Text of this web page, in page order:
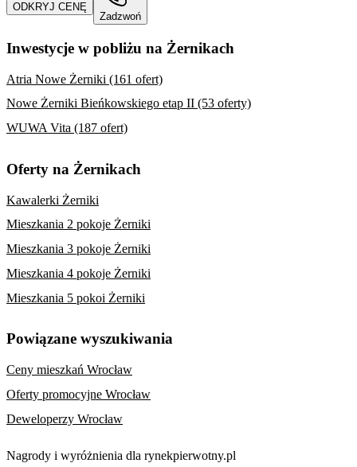
ODKRYJ CENĘ
Zadzwoń
Inwestycje w pobliżu na Żernikach
Atria Nowe Żerniki (161 ofert)
Nowe Żerniki Bieńkowskiego etap II (53 oferty)
WUWA Vita (187 ofert)
Oferty na Żernikach
Kawalerki Żerniki
Mieszkania 2 pokoje Żerniki
Mieszkania 3 pokoje Żerniki
Mieszkania 4 pokoje Żerniki
Mieszkania 5 pokoi Żerniki
Powiązane wyszukiwania
Ceny mieszkań Wrocław
Oferty promocyjne Wrocław
Deweloperzy Wrocław
Nagrody i wyróżnienia dla rynekpierwotny.pl